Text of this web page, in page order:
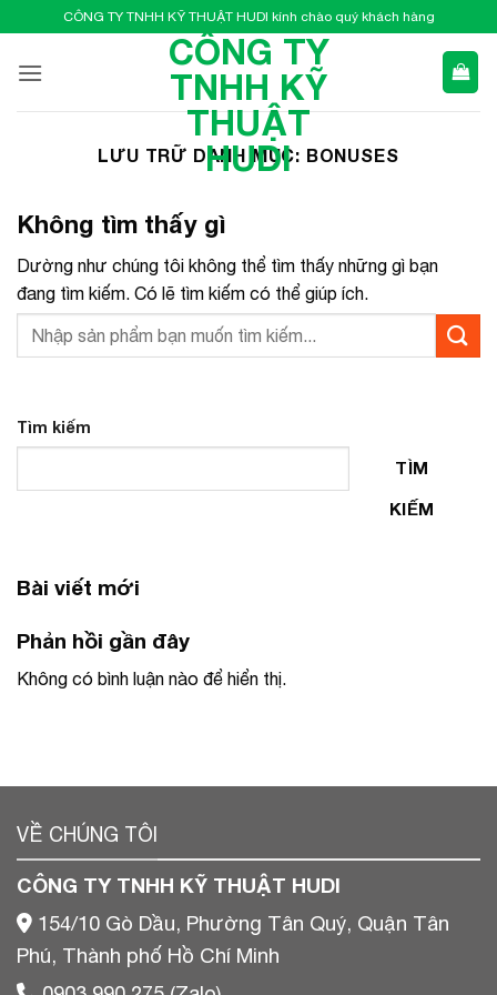
qua
nội
CÔNG TY TNHH KỸ THUẬT HUDI kính chào quý khách hàng
CÔNG TY
TNHH KỸ
THUẬT
HUDI
LƯU TRỮ DANH MỤC: BONUSES
Không tìm thấy gì
Dường như chúng tôi không thể tìm thấy những gì bạn
đang tìm kiếm. Có lẽ tìm kiếm có thể giúp ích.
Tìm kiếm
TÌM
KIẾM
Bài viết mới
Phản hồi gần đây
Không có bình luận nào để hiển thị.
VỀ CHÚNG TÔI
CÔNG TY TNHH KỸ THUẬT HUDI
154/10 Gò Dầu, Phường Tân Quý, Quận Tân
Phú, Thành phố Hồ Chí Minh